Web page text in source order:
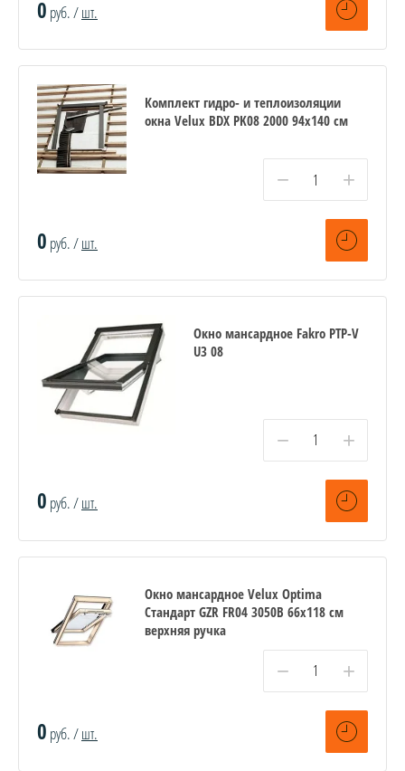
0 руб. /шт.
Комплект гидро- и теплоизоляции
окна Velux BDX PK08 2000 94x140 см
− +
0 руб. /шт.
Окно мансардное Fakro PTP-V
U3 08
− +
0 руб. /шт.
Окно мансардное Velux Optima
Стандарт GZR FR04 3050B 66x118 см
верхняя ручка
− +
0 руб. /шт.